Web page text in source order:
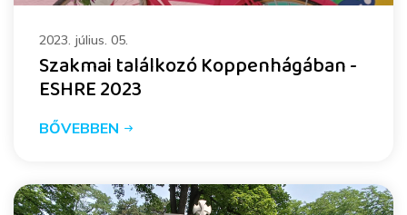
2023. július. 05.
Szakmai találkozó Koppenhágában -
ESHRE 2023
BŐVEBBEN